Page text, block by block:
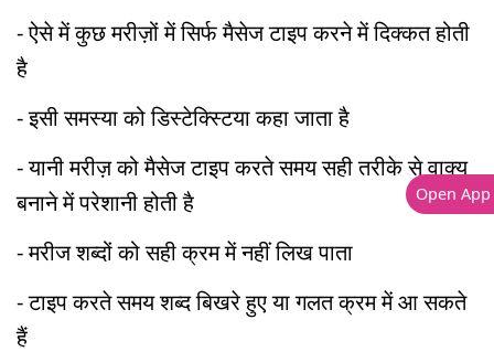
- ऐसे में कुछ मरीज़ों में सिर्फ मैसेज टाइप करने में दिक्कत होती
है
- इसी समस्या को डिस्टेक्स्टिया कहा जाता है
- यानी मरीज़ को मैसेज टाइप करते समय सही तरीके से वाक्य
बनाने में परेशानी होती है
- मरीज शब्दों को सही क्रम में नहीं लिख पाता
- टाइप करते समय शब्द बिखरे हुए या गलत क्रम में आ सकते
हैं
Open App